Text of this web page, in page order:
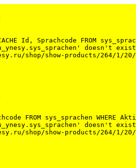
Id, Sprachcode FROM
doesn't exist
shop/show-products/264/1/
FROM sys_sprachen WHERE
doesn't exist
shop/show-products/264/1/